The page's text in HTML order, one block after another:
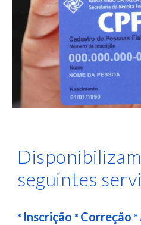
seguintes
* Inscrição* Correção*